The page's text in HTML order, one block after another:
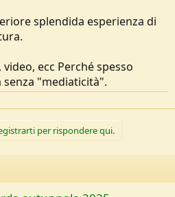
splendida esperienza di
ecc Perché spesso
"mediaticità".
per rispondere qui.